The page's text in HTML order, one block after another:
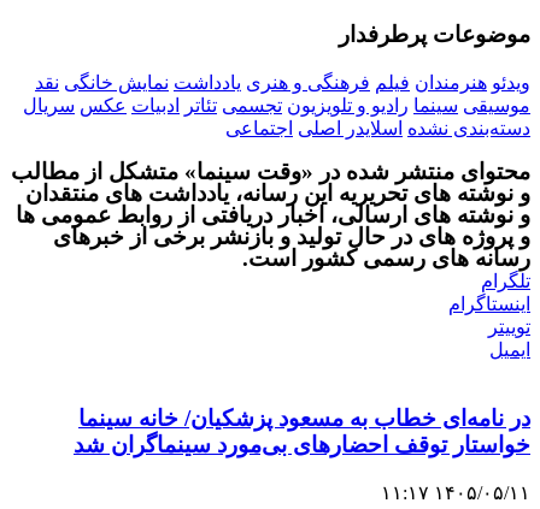
موضوعات پرطرفدار
ویدئو هنرمندان فیلم فرهنگی و هنری یادداشت نمایش خانگی نقد
موسیقی سینما رادیو و تلویزیون تجسمی تئاتر ادبیات عکس سریال
دسته‌بندی نشده اسلایدر اصلی اجتماعی
محتوای منتشر شده در «وقت سینما» متشکل از مطالب
و نوشته های تحریریه این رسانه، یادداشت های منتقدان
و نوشته های ارسالی، اخبار دریافتی از روابط عمومی ها
و پروژه های در حال تولید و بازنشر برخی از خبرهای
رسانه های رسمی کشور است.
تلگرام
اینستاگرام
توییتر
ایمیل
در نامه‌ای خطاب به مسعود پزشکیان/ خانه سینما
خواستار توقف احضارهای بی‌مورد سینماگران شد
۱۴۰۵/۰۵/۱۱ ۱۱:۱۷